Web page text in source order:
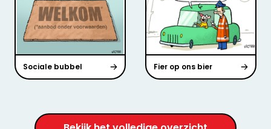
Sociale bubbel Fier op ons bier